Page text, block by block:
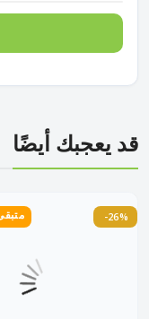
قد يعجبك أيضًا
-26% متبقى 1